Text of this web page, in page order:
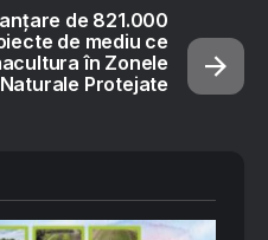
de 821.000
de mediu ce
în Zonele
Protejate